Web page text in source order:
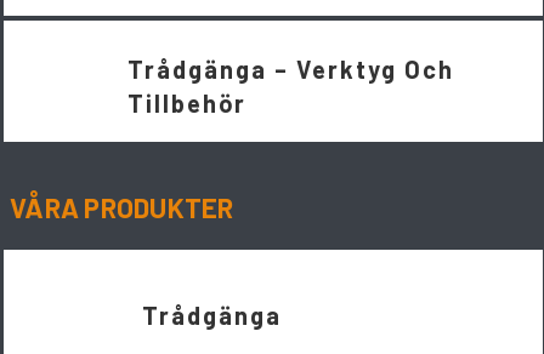
Trådgänga – Verktyg Och
Tillbehör
VÅRA PRODUKTER
Trådgänga